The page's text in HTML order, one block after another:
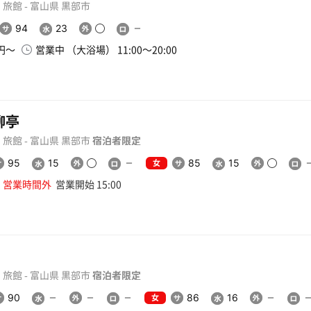
館 - 富山県 黒部市
94 23
〜 営業中 （大浴場） 11:00〜20:00
亭
館 - 富山県 黒部市宿泊者限定
95 15 女 85 15
営業時間外 営業開始 15:00
館 - 富山県 黒部市宿泊者限定
90 女 86 16